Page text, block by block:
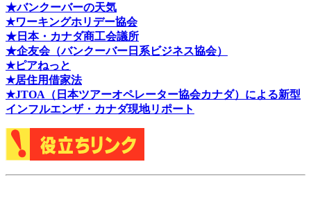
★バンクーバーの天気
★ワーキングホリデー協会
★日本・カナダ商工会議所
★企友会（バンクーバー日系ビジネス協会）
★ピアねっと
★居住用借家法
★JTOA（日本ツアーオペレーター協会カナダ）による新型
インフルエンザ・カナダ現地リポート